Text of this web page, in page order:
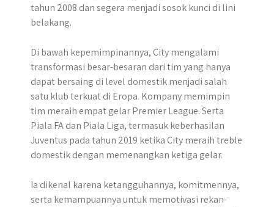
tahun 2008 dan segera menjadi sosok kunci di lini
belakang.
Di bawah kepemimpinannya, City mengalami
transformasi besar-besaran dari tim yang hanya
dapat bersaing di level domestik menjadi salah
satu klub terkuat di Eropa. Kompany memimpin
tim meraih empat gelar Premier League. Serta
Piala FA dan Piala Liga, termasuk keberhasilan
Juventus pada tahun 2019 ketika City meraih treble
domestik dengan memenangkan ketiga gelar.
Ia dikenal karena ketangguhannya, komitmennya,
serta kemampuannya untuk memotivasi rekan-